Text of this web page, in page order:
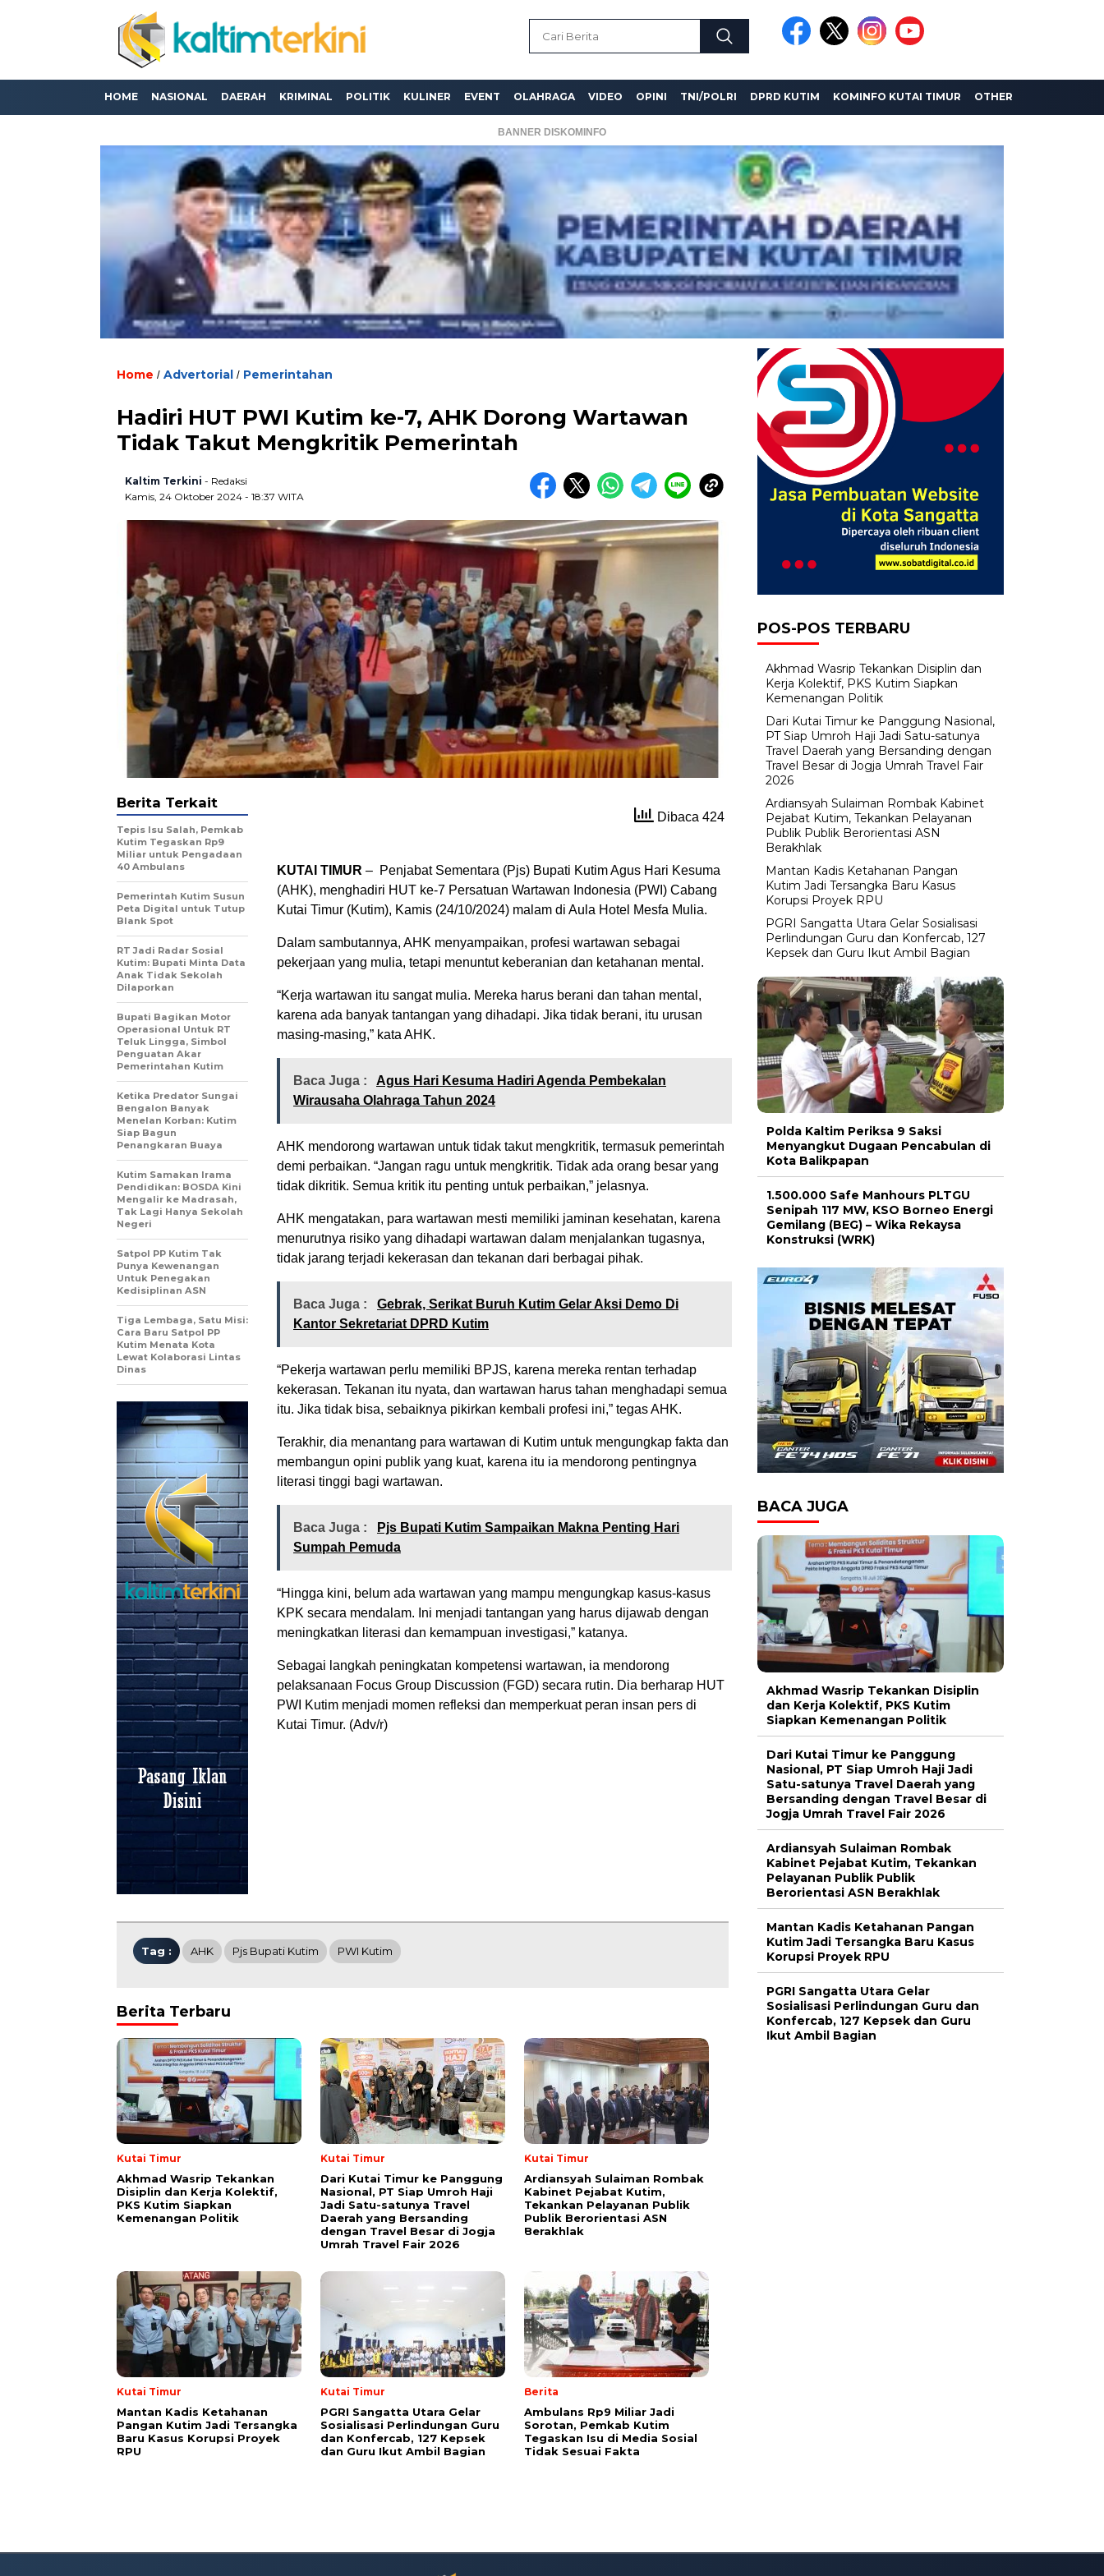
HOME NASIONAL DAERAH KRIMINAL POLITIK KULINER EVENT OLAHRAGA VIDEO OPINI TNI/POLRI DPRD KUTIM KOMINFO KUTAI TIMUR OTHER
BANNER DISKOMINFO
Home / Advertorial / Pemerintahan
Hadiri HUT PWI Kutim ke-7, AHK Dorong Wartawan
Tidak Takut Mengkritik Pemerintah
Kaltim Terkini - Redaksi
Kamis, 24 Oktober 2024 - 18:37 WITA
Dibaca 424
KUTAI TIMUR – Penjabat Sementara (Pjs) Bupati Kutim Agus Hari Kesuma
(AHK), menghadiri HUT ke-7 Persatuan Wartawan Indonesia (PWI) Cabang
Kutai Timur (Kutim), Kamis (24/10/2024) malam di Aula Hotel Mesfa Mulia.
Dalam sambutannya, AHK menyampaikan, profesi wartawan sebagai
pekerjaan yang mulia, tetapi menuntut keberanian dan ketahanan mental.
“Kerja wartawan itu sangat mulia. Mereka harus berani dan tahan mental,
karena ada banyak tantangan yang dihadapi. Jika tidak berani, itu urusan
masing-masing,” kata AHK.
Baca Juga :
Agus Hari Kesuma Hadiri Agenda Pembekalan
Wirausaha Olahraga Tahun 2024
AHK mendorong wartawan untuk tidak takut mengkritik, termasuk pemerintah
demi perbaikan. “Jangan ragu untuk mengkritik. Tidak ada orang besar yang
tidak dikritik. Semua kritik itu penting untuk perbaikan,” jelasnya.
AHK mengatakan, para wartawan mesti memiliki jaminan kesehatan, karena
menurutnya risiko yang dihadapi wartawan dalam menjalankan tugasnya,
tidak jarang terjadi kekerasan dan tekanan dari berbagai pihak.
Baca Juga :
Gebrak, Serikat Buruh Kutim Gelar Aksi Demo Di
Kantor Sekretariat DPRD Kutim
“Pekerja wartawan perlu memiliki BPJS, karena mereka rentan terhadap
kekerasan. Tekanan itu nyata, dan wartawan harus tahan menghadapi semua
itu. Jika tidak bisa, sebaiknya pikirkan kembali profesi ini,” tegas AHK.
Terakhir, dia menantang para wartawan di Kutim untuk mengungkap fakta dan
membangun opini publik yang kuat, karena itu ia mendorong pentingnya
literasi tinggi bagi wartawan.
Baca Juga :
Pjs Bupati Kutim Sampaikan Makna Penting Hari
Sumpah Pemuda
“Hingga kini, belum ada wartawan yang mampu mengungkap kasus-kasus
KPK secara mendalam. Ini menjadi tantangan yang harus dijawab dengan
meningkatkan literasi dan kemampuan investigasi,” katanya.
Sebagai langkah peningkatan kompetensi wartawan, ia mendorong
pelaksanaan Focus Group Discussion (FGD) secara rutin. Dia berharap HUT
PWI Kutim menjadi momen refleksi dan memperkuat peran insan pers di
Kutai Timur. (Adv/r)
Berita Terkait
Tepis Isu Salah, Pemkab
Kutim Tegaskan Rp9
Miliar untuk Pengadaan
40 Ambulans
Pemerintah Kutim Susun
Peta Digital untuk Tutup
Blank Spot
RT Jadi Radar Sosial
Kutim: Bupati Minta Data
Anak Tidak Sekolah
Dilaporkan
Bupati Bagikan Motor
Operasional Untuk RT
Teluk Lingga, Simbol
Penguatan Akar
Pemerintahan Kutim
Ketika Predator Sungai
Bengalon Banyak
Menelan Korban: Kutim
Siap Bagun
Penangkaran Buaya
Kutim Samakan Irama
Pendidikan: BOSDA Kini
Mengalir ke Madrasah,
Tak Lagi Hanya Sekolah
Negeri
Satpol PP Kutim Tak
Punya Kewenangan
Untuk Penegakan
Kedisiplinan ASN
Tiga Lembaga, Satu Misi:
Cara Baru Satpol PP
Kutim Menata Kota
Lewat Kolaborasi Lintas
Dinas
Tag : AHK Pjs Bupati Kutim PWI Kutim
Berita Terbaru
Kutai Timur
Akhmad Wasrip Tekankan
Disiplin dan Kerja Kolektif,
PKS Kutim Siapkan
Kemenangan Politik
Kutai Timur
Dari Kutai Timur ke Panggung
Nasional, PT Siap Umroh Haji
Jadi Satu-satunya Travel
Daerah yang Bersanding
dengan Travel Besar di Jogja
Umrah Travel Fair 2026
Kutai Timur
Ardiansyah Sulaiman Rombak
Kabinet Pejabat Kutim,
Tekankan Pelayanan Publik
Publik Berorientasi ASN
Berakhlak
Kutai Timur
Mantan Kadis Ketahanan
Pangan Kutim Jadi Tersangka
Baru Kasus Korupsi Proyek
RPU
Kutai Timur
PGRI Sangatta Utara Gelar
Sosialisasi Perlindungan Guru
dan Konfercab, 127 Kepsek
dan Guru Ikut Ambil Bagian
Berita
Ambulans Rp9 Miliar Jadi
Sorotan, Pemkab Kutim
Tegaskan Isu di Media Sosial
Tidak Sesuai Fakta
POS-POS TERBARU
Akhmad Wasrip Tekankan Disiplin dan
Kerja Kolektif, PKS Kutim Siapkan
Kemenangan Politik
Dari Kutai Timur ke Panggung Nasional,
PT Siap Umroh Haji Jadi Satu-satunya
Travel Daerah yang Bersanding dengan
Travel Besar di Jogja Umrah Travel Fair
2026
Ardiansyah Sulaiman Rombak Kabinet
Pejabat Kutim, Tekankan Pelayanan
Publik Publik Berorientasi ASN
Berakhlak
Mantan Kadis Ketahanan Pangan
Kutim Jadi Tersangka Baru Kasus
Korupsi Proyek RPU
PGRI Sangatta Utara Gelar Sosialisasi
Perlindungan Guru dan Konfercab, 127
Kepsek dan Guru Ikut Ambil Bagian
Polda Kaltim Periksa 9 Saksi
Menyangkut Dugaan Pencabulan di
Kota Balikpapan
1.500.000 Safe Manhours PLTGU
Senipah 117 MW, KSO Borneo Energi
Gemilang (BEG) – Wika Rekaysa
Konstruksi (WRK)
BACA JUGA
Akhmad Wasrip Tekankan Disiplin
dan Kerja Kolektif, PKS Kutim
Siapkan Kemenangan Politik
Dari Kutai Timur ke Panggung
Nasional, PT Siap Umroh Haji Jadi
Satu-satunya Travel Daerah yang
Bersanding dengan Travel Besar di
Jogja Umrah Travel Fair 2026
Ardiansyah Sulaiman Rombak
Kabinet Pejabat Kutim, Tekankan
Pelayanan Publik Publik
Berorientasi ASN Berakhlak
Mantan Kadis Ketahanan Pangan
Kutim Jadi Tersangka Baru Kasus
Korupsi Proyek RPU
PGRI Sangatta Utara Gelar
Sosialisasi Perlindungan Guru dan
Konfercab, 127 Kepsek dan Guru
Ikut Ambil Bagian